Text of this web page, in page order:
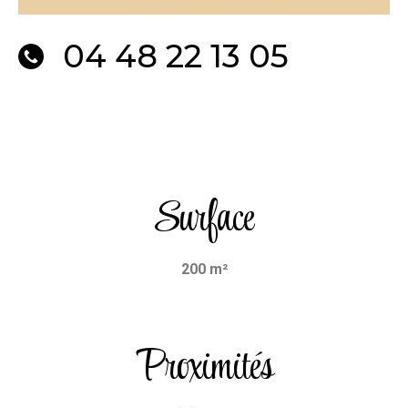
04 48 22 13 05
Surface
200 m²
Proximités